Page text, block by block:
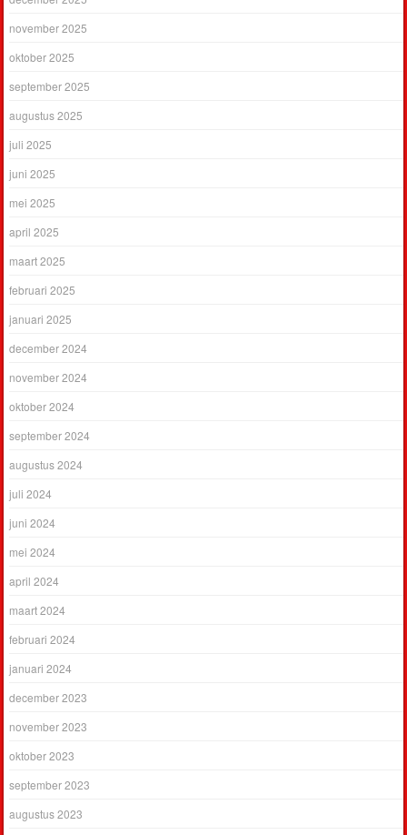
november 2025
oktober 2025
september 2025
augustus 2025
juli 2025
juni 2025
mei 2025
april 2025
maart 2025
februari 2025
januari 2025
december 2024
november 2024
oktober 2024
september 2024
augustus 2024
juli 2024
juni 2024
mei 2024
april 2024
maart 2024
februari 2024
januari 2024
december 2023
november 2023
oktober 2023
september 2023
augustus 2023